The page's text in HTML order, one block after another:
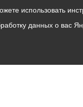
использовать
данных о вас